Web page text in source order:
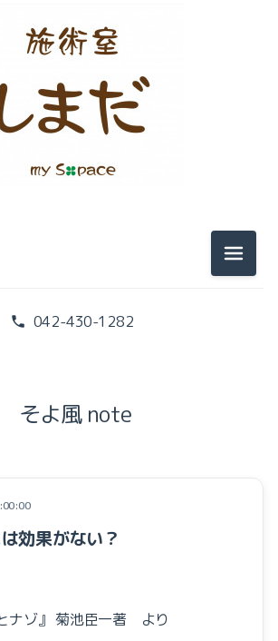
テンセグリティー
筋膜
痛み
症例
しまだの施術
042-430-1282
メニュ
そよ風 note
効果がない？
ナゾ』 菊池臣一著 より